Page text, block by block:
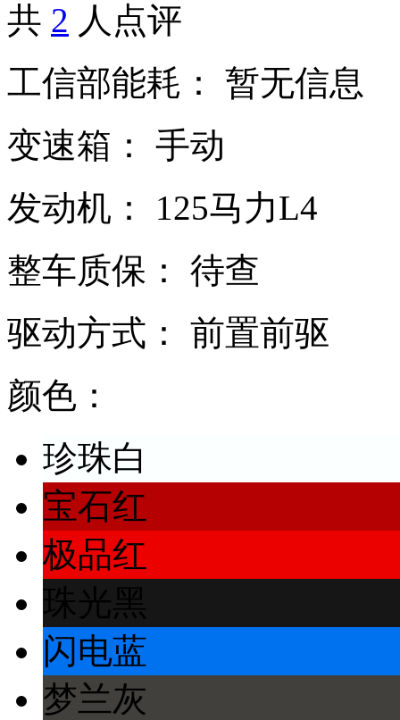
共 2 人点评
工信部能耗：
暂无信息
变速箱：
手动
发动机：
125马力L4
整车质保：
待查
驱动方式：
前置前驱
颜色：
珍珠白
宝石红
极品红
闪电蓝
梦兰灰